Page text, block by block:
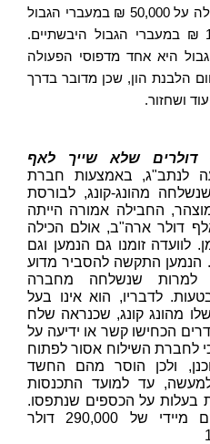
כספים או הוצאתם בסכום העולה על 50,000 ₪ במעברי הגבול
האוויריים והימיים ועל 12,000 ₪ במעברי הגבול היבשתיים.
היא אחד מדפוסי הפעולה
הלבנת הון, שכן מדובר בדרך
ושחזור.
שלא שייך לאף
2018 הגיעה לנתב"ג, באמצעות חברת
מהונג-קונג, לבורסת
החבילה אמורה הייתה
יהלומים בשווי 285 אלף דולר ארה"ב, אולם הכילה
לוועדה זומנו גם הנמען וגם
הנמען התקשה להסביר מדוע
למרות שנשלחה מחברה
לדבריו, הוא אינו בעל
מהונג קונג, שכנראה שלח
הכחישו קשר או ידיעה על
לחברת השילוח אסור לפתוח
ולכן הוסר מהם החשד
עד למועד התכנסות
בעלות על הכספים שנתפסו.
הוועדה החליטה על תשלום מיידי של 290,000 דולר